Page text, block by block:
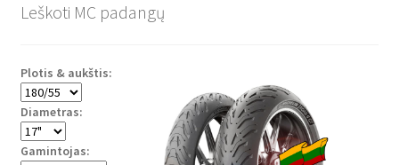
Leškoti MC padangų
Plotis & aukštis:
Diametras:
Gamintojas: